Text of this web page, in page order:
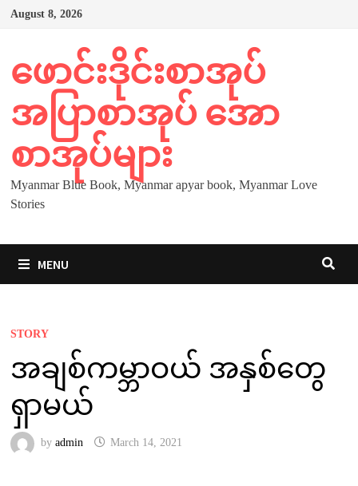
Skip
August 8, 2026
ဖောင်းဒိုင်းစာအုပ်
အပြာစာအုပ် အော
စာအုပ်များ
Myanmar Blue Book, Myanmar apyar book, Myanmar Love
Stories
MENU
STORY
အချစ်ကမ္ဘာဝယ် အနှစ်တွေ
ရှာမယ်
by admin March 14, 2021